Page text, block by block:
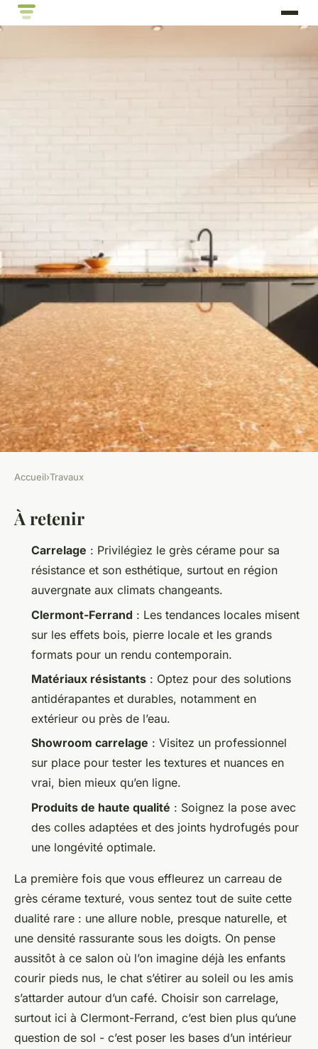
Idées de carrelage à
Clermont-Ferrand pour
chaque type de projet
06/04/2026 12:16 9 min de lecture
Accueil›Travaux
À retenir
Carrelage : Privilégiez le grès cérame pour sa
résistance et son esthétique, surtout en région
auvergnate aux climats changeants.
Clermont-Ferrand : Les tendances locales misent
sur les effets bois, pierre locale et les grands
formats pour un rendu contemporain.
Matériaux résistants : Optez pour des solutions
antidérapantes et durables, notamment en
extérieur ou près de l’eau.
Showroom carrelage : Visitez un professionnel
sur place pour tester les textures et nuances en
vrai, bien mieux qu’en ligne.
Produits de haute qualité : Soignez la pose avec
des colles adaptées et des joints hydrofugés pour
une longévité optimale.
La première fois que vous effleurez un carreau de
grès cérame texturé, vous sentez tout de suite cette
dualité rare : une allure noble, presque naturelle, et
une densité rassurante sous les doigts. On pense
aussitôt à ce salon où l’on imagine déjà les enfants
courir pieds nus, le chat s’étirer au soleil ou les amis
s’attarder autour d’un café. Choisir son carrelage,
surtout ici à Clermont-Ferrand, c’est bien plus qu’une
question de sol - c’est poser les bases d’un intérieur